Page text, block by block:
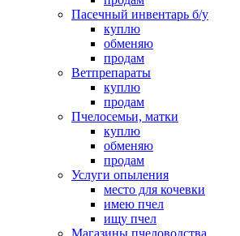
Пасечный инвентарь б/у
куплю
обменяю
продам
Ветпрепараты
куплю
продам
Пчелосемьи, матки
куплю
обменяю
продам
Услуги опыления
место для кочевки
имею пчел
ищу пчел
Магазины пчеловодства